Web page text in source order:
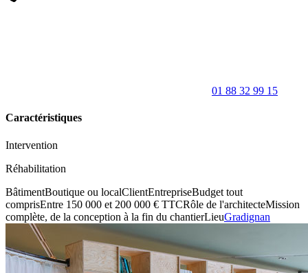
01 88 32 99 15
Caractéristiques
Intervention
Réhabilitation
BâtimentBoutique ou localClientEntrepriseBudget tout
comprisEntre 150 000 et 200 000 € TTCRôle de l'architecteMission
complète, de la conception à la fin du chantierLieuGradignan